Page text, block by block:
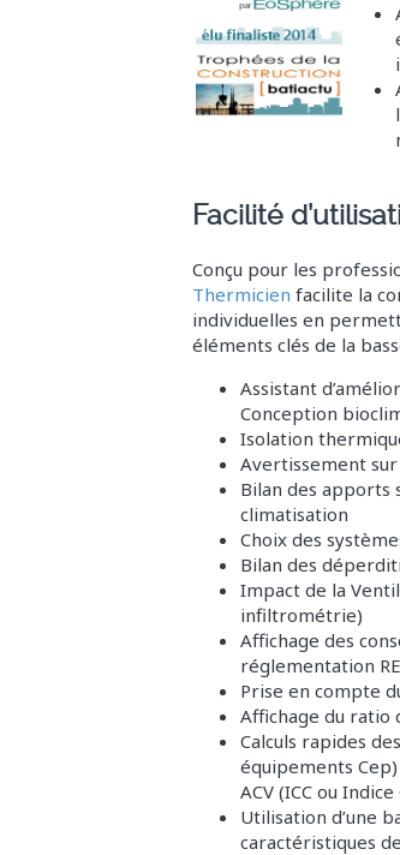
Facilité
Conçu pour les
Thermicien facilite la
individuelles en
éléments clés de la
Assistant
Conception
Isolation
Avertissement
Bilan des apports
climatisation
Choix des
Bilan des
Impact de la
infiltrométrie)
Affichage des
réglementation
Prise en compte
Affichage du ratio
Calculs rapides
équipements
ACV (ICC ou
Utilisation d’une
caractéristiques